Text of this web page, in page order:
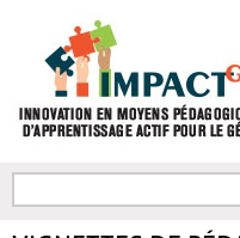
FORMULAIRE DE